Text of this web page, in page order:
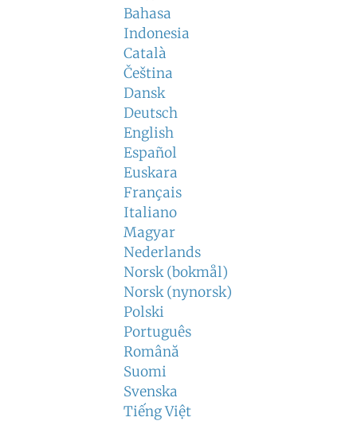
Bahasa
Indonesia
Català
Čeština
Dansk
Deutsch
English
Español
Euskara
Français
Italiano
Magyar
Nederlands
Norsk (bokmål)
Norsk (nynorsk)
Polski
Português
Română
Suomi
Svenska
Tiếng Việt